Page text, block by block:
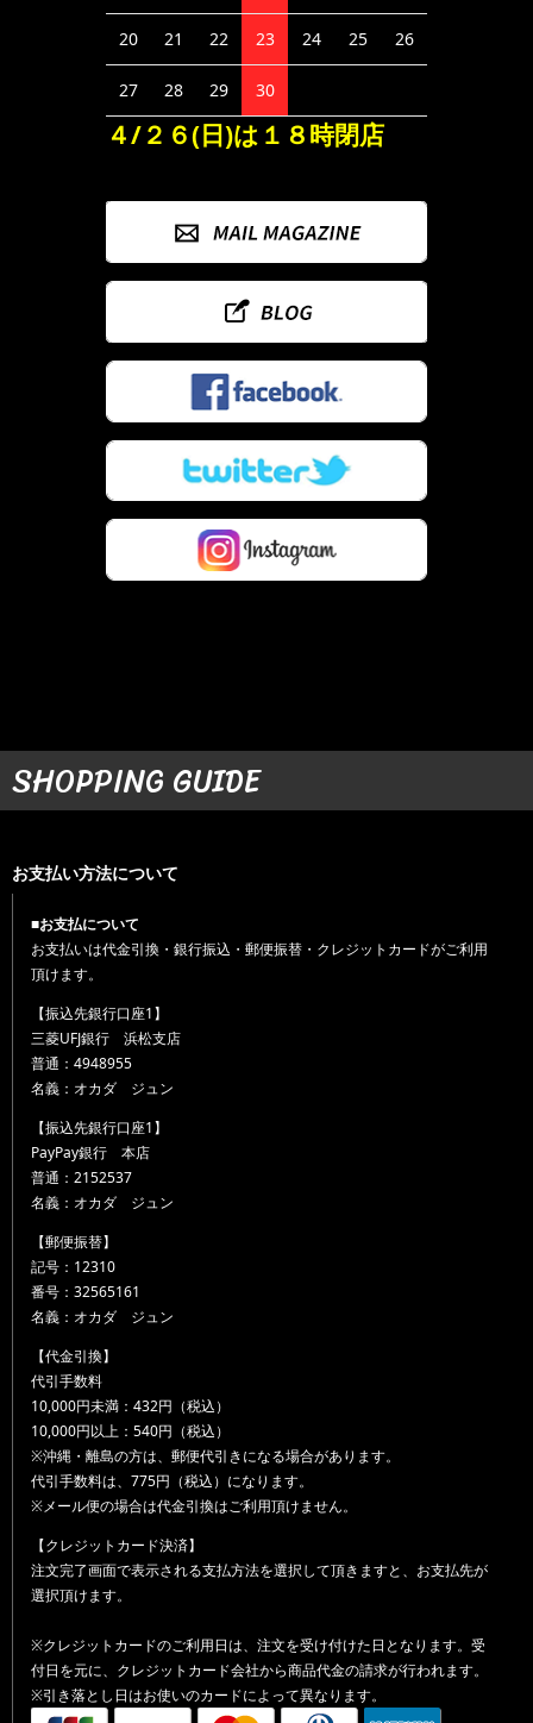
20 21 22 23 24 25 26
27 28 29 30
４/２６(日)は１８時閉店
SHOPPING GUIDE
お支払い方法について
■お支払について
お支払いは代金引換・銀行振込・郵便振替・クレジットカードがご利用
頂けます。
【振込先銀行口座1】
三菱UFJ銀行 浜松支店
普通：4948955
名義：オカダ ジュン
【振込先銀行口座1】
PayPay銀行 本店
普通：2152537
名義：オカダ ジュン
【郵便振替】
記号：12310
番号：32565161
名義：オカダ ジュン
【代金引換】
代引手数料
10,000円未満：432円（税込）
10,000円以上：540円（税込）
※沖縄・離島の方は、郵便代引きになる場合があります。
代引手数料は、775円（税込）になります。
※メール便の場合は代金引換はご利用頂けません。
【クレジットカード決済】
注文完了画面で表示される支払方法を選択して頂きますと、お支払先が
選択頂けます。
※クレジットカードのご利用日は、注文を受け付けた日となります。受
付日を元に、クレジットカード会社から商品代金の請求が行われます。
※引き落とし日はお使いのカードによって異なります。